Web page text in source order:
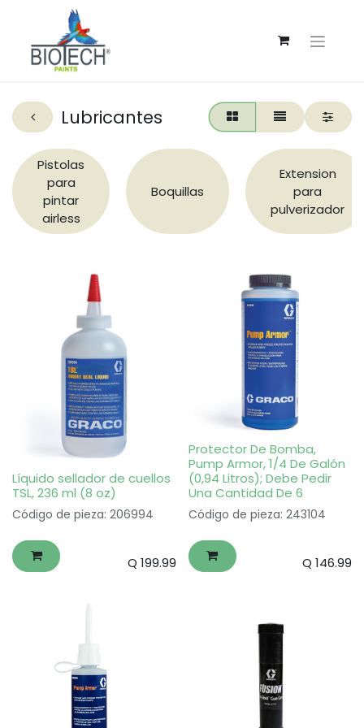
Lubricantes
Pistolas
para
pintar
airless
Boquillas
Extension
para
pulverizador
Líquido sellador de cuellos
TSL, 236 ml (8 oz)
Código de pieza: 206994
Q 199.99
Protector De Bomba,
Pump Armor, 1/4 De Galón
(0,94 Litros); Debe Pedir
Una Cantidad De 6
Código de pieza: 243104
Q 146.99